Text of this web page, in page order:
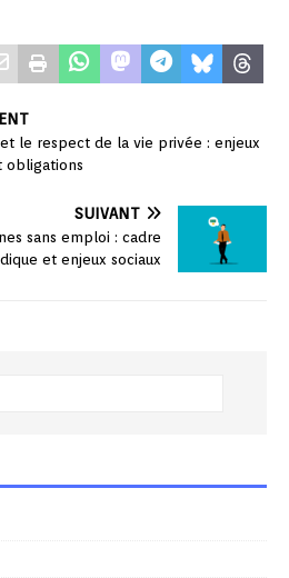
et le respect de la vie privée : enjeux
obligations
SUIVANT
sans emploi : cadre
et enjeux sociaux